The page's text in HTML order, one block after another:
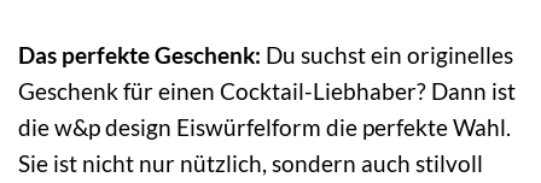
Das perfekte Geschenk: Du suchst ein originelles
Geschenk für einen Cocktail-Liebhaber? Dann ist
die w&p design Eiswürfelform die perfekte Wahl.
Sie ist nicht nur nützlich, sondern auch stilvoll